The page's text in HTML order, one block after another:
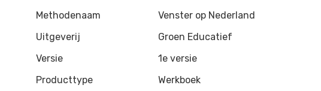
Methodenaam
Venster op Nederland
Uitgeverij
Groen Educatief
Versie
1e versie
Producttype
Werkboek